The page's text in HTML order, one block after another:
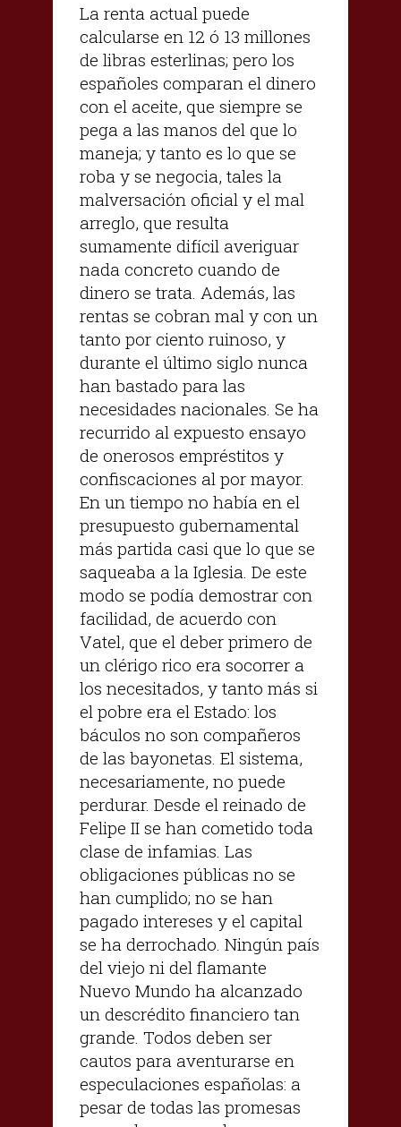
La renta actual puede
calcularse en 12 ó 13 millones
de libras esterlinas; pero los
españoles comparan el dinero
con el aceite, que siempre se
pega a las manos del que lo
maneja; y tanto es lo que se
roba y se negocia, tales la
malversación oficial y el mal
arreglo, que resulta
sumamente difícil averiguar
nada concreto cuando de
dinero se trata. Además, las
rentas se cobran mal y con un
tanto por ciento ruinoso, y
durante el último siglo nunca
han bastado para las
necesidades nacionales. Se ha
recurrido al expuesto ensayo
de onerosos empréstitos y
confiscaciones al por mayor.
En un tiempo no había en el
presupuesto gubernamental
más partida casi que lo que se
saqueaba a la Iglesia. De este
modo se podía demostrar con
facilidad, de acuerdo con
Vatel, que el deber primero de
un clérigo rico era socorrer a
los necesitados, y tanto más si
el pobre era el Estado: los
báculos no son compañeros
de las bayonetas. El sistema,
necesariamente, no puede
perdurar. Desde el reinado de
Felipe II se han cometido toda
clase de infamias. Las
obligaciones públicas no se
han cumplido; no se han
pagado intereses y el capital
se ha derrochado. Ningún país
del viejo ni del flamante
Nuevo Mundo ha alcanzado
un descrédito financiero tan
grande. Todos deben ser
cautos para aventurarse en
especulaciones españolas: a
pesar de todas las promesas